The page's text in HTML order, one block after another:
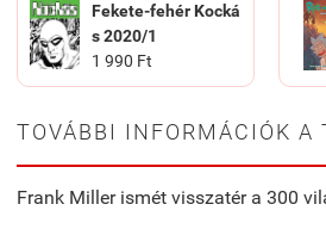
Fekete-fehér Kocká
s 2020/1
1 990 Ft
TOVÁBBI INFORMÁCIÓK A
Frank Miller ismét visszatér a 300